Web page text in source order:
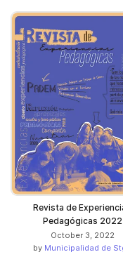
Revista de
Pedagógicas 2022
October 3, 2022
by Municipalidad de